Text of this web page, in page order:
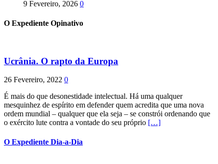
9 Fevereiro, 2026 0
O Expediente Opinativo
Ucrânia. O rapto da Europa
26 Fevereiro, 2022 0
É mais do que desonestidade intelectual. Há uma qualquer
mesquinhez de espírito em defender quem acredita que uma nova
ordem mundial – qualquer que ela seja – se constrói ordenando que
o exército lute contra a vontade do seu próprio […]
O Expediente Dia-a-Dia